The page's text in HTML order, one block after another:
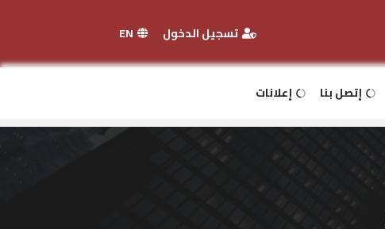
تسجيل الدخول
إتصل بنا إعلانات